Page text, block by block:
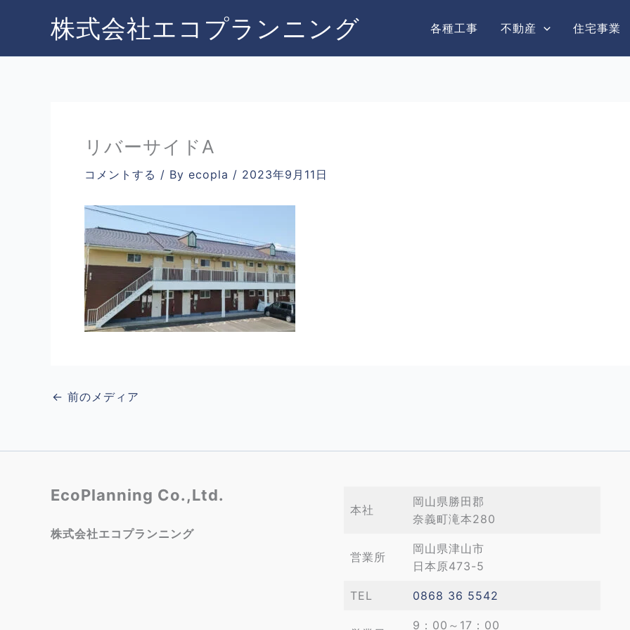
ス
株式会社エコプランニング 各種工事 不動産 住宅事業
リバーサイドA
コメントする / By ecopla / 2023年9月11日
← 前のメディア
EcoPlanning Co.,Ltd.
株式会社エコプランニング
本社
岡山県勝田郡
奈義町滝本280
営業所
岡山県津山市
日本原473-5
TEL 0868 36 5542
9：00～17：00